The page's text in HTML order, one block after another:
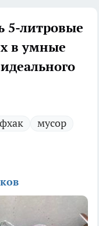
5-литровые
в умные
мусор